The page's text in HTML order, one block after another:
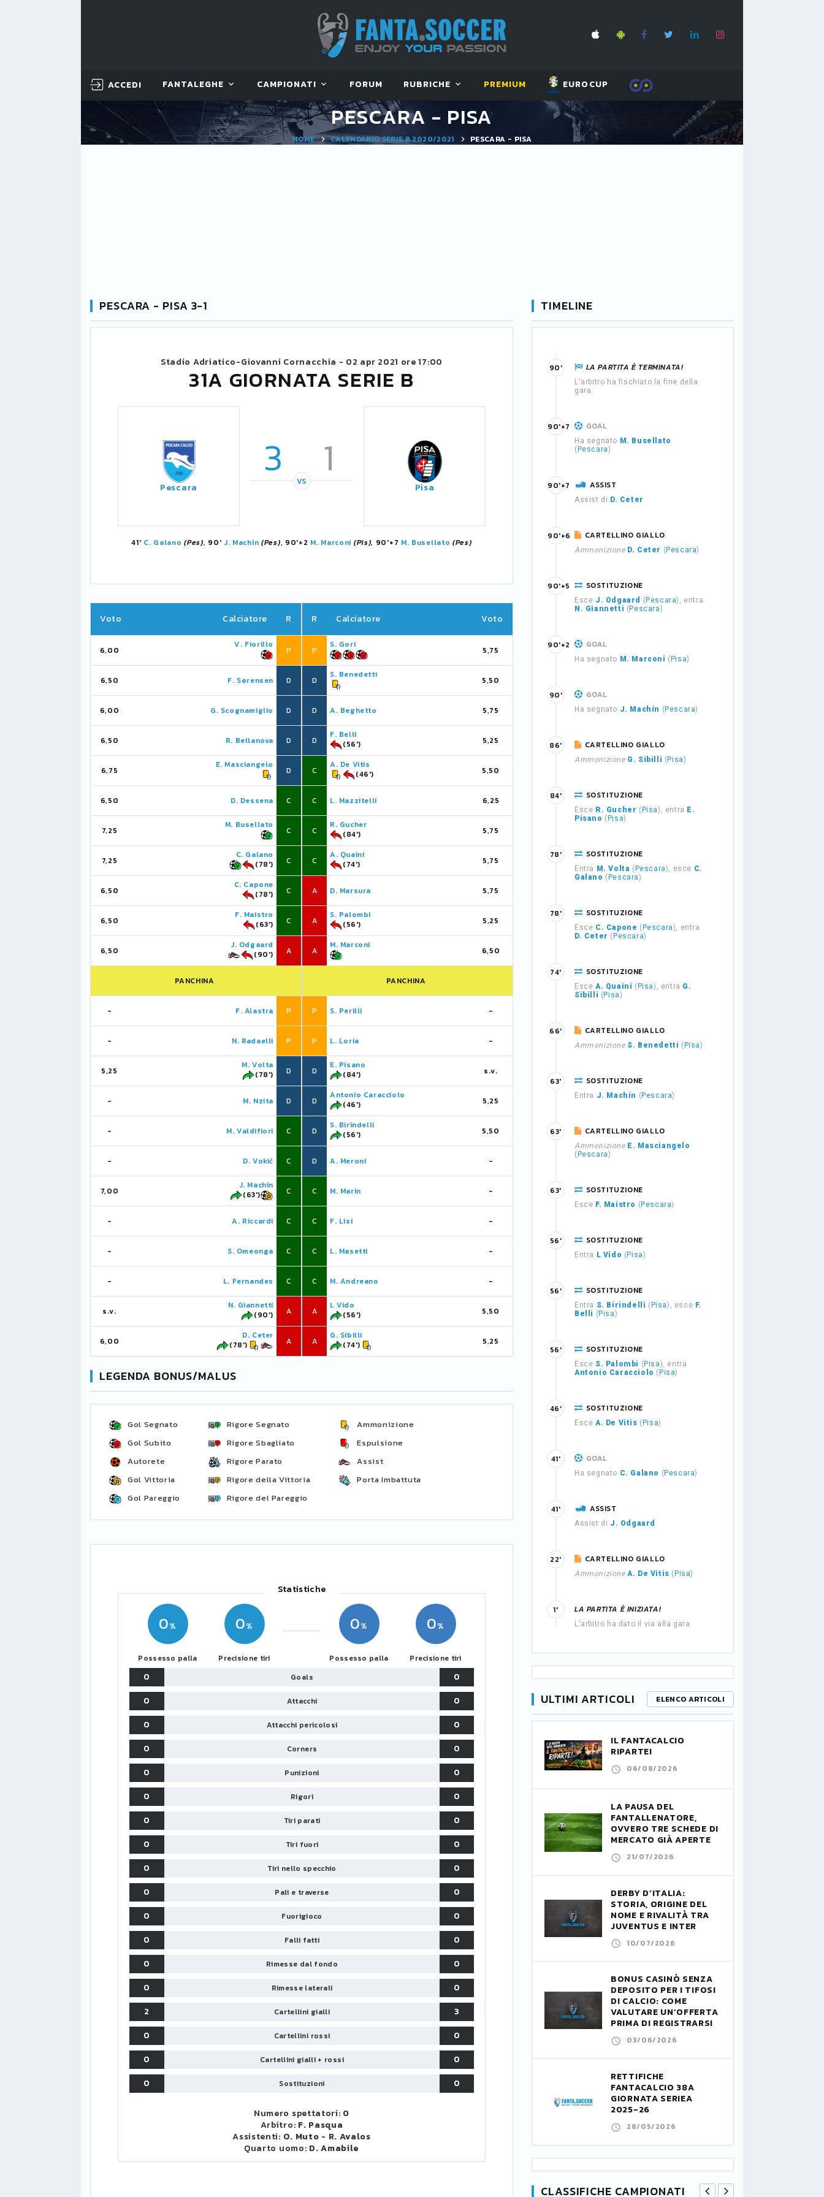
ACCEDI FANTALEGHE CAMPIONATI FORUM RUBRICHE PREMIUM EUROCUP
PESCARA - PISA
HOME CALENDARIO SERIE B 2020/2021 PESCARA - PISA
PESCARA - PISA 3-1
Stadio Adriatico-Giovanni Cornacchia - 02 apr 2021 ore 17:00
31A GIORNATA SERIE B
Pescara
3 1
VS Pisa
41' C. Galano (Pes), 90' J. Machín (Pes), 90'+2 M. Marconi (Pis), 90'+7 M. Busellato (Pes)
Voto Calciatore R
6,00
V. Fiorillo
P
6,50 F. Sørensen D
6,00 G. Scognamiglio D
6,50 R. Bellanova D
6,75
E. Masciangelo
D
6,50 D. Dessena C
7,25
M. Busellato
C
7,25
C. Galano
(78')
C
6,50
C. Capone
(78')
C
6,50
F. Maistro
(63')
C
6,50
J. Odgaard
(90')
A
PANCHINA
- F. Alastra P
- N. Radaelli P
5,25
M. Volta
(78')
D
- M. Nzita D
- M. Valdifiori C
- D. Vokić C
7,00
J. Machín
(63')
C
- A. Riccardi C
- S. Omeonga C
- L. Fernandes C
s.v.
N. Giannetti
(90')
A
6,00
D. Ceter
(78')
A
R Calciatore Voto
P
S. Gori
5,75
D
S. Benedetti
5,50
D A. Beghetto 5,75
D
F. Belli
(56')
5,25
C
A. De Vitis
(46')
5,50
C L. Mazzitelli 6,25
C
R. Gucher
(84')
5,75
C
A. Quaini
(74')
5,75
A D. Marsura 5,75
A
S. Palombi
(56')
5,25
A
M. Marconi
6,50
PANCHINA
P S. Perilli -
P L. Loria -
D
E. Pisano
(84')
s.v.
D
Antonio Caracciolo
(46')
5,25
D
S. Birindelli
(56')
5,50
D A. Meroni -
C M. Marin -
C F. Lisi -
C L. Masetti -
C M. Andreano -
A
L Vido
(56')
5,50
A
G. Sibilli
(74')
5,25
LEGENDA BONUS/MALUS
Gol Segnato
Gol Subito
Autorete
Gol Vittoria
Gol Pareggio
Rigore Segnato
Rigore Sbagliato
Rigore Parato
Rigore della Vittoria
Rigore del Pareggio
Ammonizione
Espulsione
Assist
Porta Imbattuta
Statistiche
0
Possesso palla
0
Precisione tiri
0
Possesso palla
0
Precisione tiri
0 Goals
0
0
Attacchi
0
0
Attacchi pericolosi
0
0
Corners
0
0
Punizioni
0
0
Rigori
0
0
Tiri parati
0
0
Tiri fuori
0
0
Tiri nello specchio
0
0
Pali e traverse
0
0
Fuorigioco
0
0
Falli fatti
0
0
Rimesse dal fondo
0
0
Rimesse laterali
0
2
Cartellini gialli
3
0
Cartellini rossi
0
0
Cartellini gialli + rossi
0
0
Sostituzioni 0
Numero spettatori: 0
Arbitro: F. Pasqua
Assistenti: O. Muto - R. Avalos
Quarto uomo: D. Amabile
TIMELINE
LA PARTITA È TERMINATA!
L'arbitro ha fischiato la fine della
gara.
90'
GOAL
Ha segnato M. Busellato
( Pescara)
90'+7
ASSIST
Assist di D. Ceter
90'+7
CARTELLINO GIALLO
Ammonizione D. Ceter ( Pescara)
90'+6
SOSTITUZIONE
Esce J. Odgaard ( Pescara), entra
N. Giannetti ( Pescara)
90'+5
GOAL
Ha segnato M. Marconi ( Pisa)
90'+2
GOAL
Ha segnato J. Machín ( Pescara)
90'
CARTELLINO GIALLO
Ammonizione G. Sibilli ( Pisa)
86'
SOSTITUZIONE
Esce R. Gucher ( Pisa), entra E.
Pisano ( Pisa)
84'
SOSTITUZIONE
Entra M. Volta ( Pescara), esce C.
Galano ( Pescara)
78'
SOSTITUZIONE
Esce C. Capone ( Pescara), entra
D. Ceter ( Pescara)
78'
SOSTITUZIONE
Esce A. Quaini ( Pisa), entra G.
Sibilli ( Pisa)
74'
CARTELLINO GIALLO
Ammonizione S. Benedetti ( Pisa)
66'
SOSTITUZIONE
Entra J. Machín ( Pescara)
63'
CARTELLINO GIALLO
Ammonizione E. Masciangelo
( Pescara)
63'
SOSTITUZIONE
Esce F. Maistro ( Pescara)
63'
SOSTITUZIONE
Entra L Vido ( Pisa)
56'
SOSTITUZIONE
Entra S. Birindelli ( Pisa), esce F.
Belli ( Pisa)
56'
SOSTITUZIONE
Esce S. Palombi ( Pisa), entra
Antonio Caracciolo ( Pisa)
56'
SOSTITUZIONE
Esce A. De Vitis ( Pisa)
46'
GOAL
Ha segnato C. Galano ( Pescara)
41'
ASSIST
Assist di J. Odgaard
41'
CARTELLINO GIALLO
Ammonizione A. De Vitis ( Pisa)
22'
LA PARTITA È INIZIATA!
L'arbitro ha dato il via alla gara.
1'
ULTIMI ARTICOLI ELENCO ARTICOLI
IL FANTACALCIO
RIPARTE!
06/08/2026
LA PAUSA DEL
FANTALLENATORE,
OVVERO TRE SCHEDE DI
MERCATO GIÀ APERTE
21/07/2026
DERBY D’ITALIA:
STORIA, ORIGINE DEL
NOME E RIVALITÀ TRA
JUVENTUS E INTER
10/07/2026
BONUS CASINÒ SENZA
DEPOSITO PER I TIFOSI
DI CALCIO: COME
VALUTARE UN’OFFERTA
PRIMA DI REGISTRARSI
03/06/2026
RETTIFICHE
FANTACALCIO 38A
GIORNATA SERIEA
2025-26
28/05/2026
CLASSIFICHE CAMPIONATI